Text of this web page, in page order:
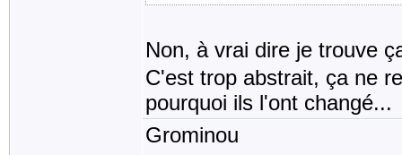
Non, à vrai dire je trouve
C'est trop abstrait, ça ne
pourquoi ils l'ont changé...
Grominou